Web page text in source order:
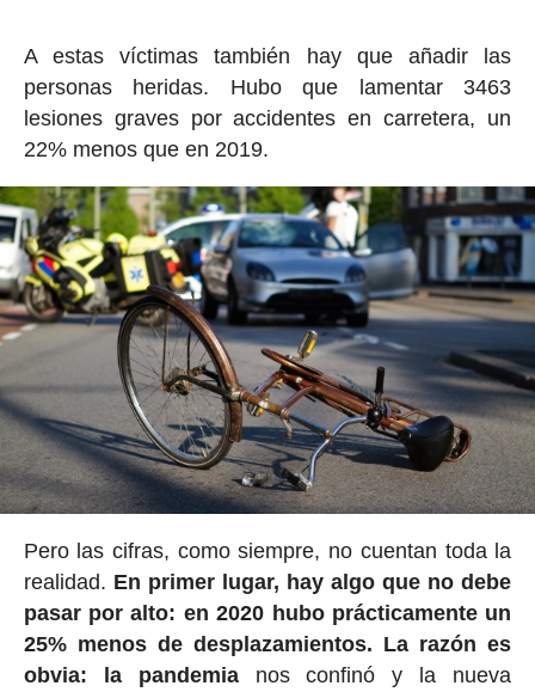
A estas víctimas también hay que añadir las
personas heridas. Hubo que lamentar 3463
lesiones graves por accidentes en carretera, un
22% menos que en 2019.
Pero las cifras, como siempre, no cuentan toda la
realidad. En primer lugar, hay algo que no debe
pasar por alto: en 2020 hubo prácticamente un
25% menos de desplazamientos. La razón es
obvia: la pandemianos confinó y la nueva